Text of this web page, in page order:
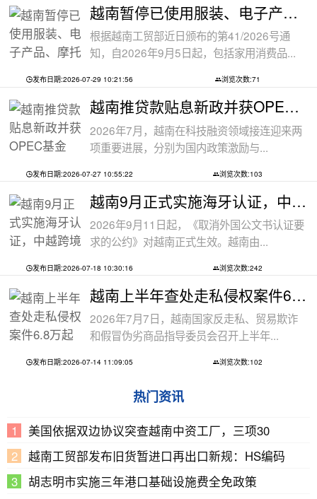
越南暂停已使用服装、电子产品、摩托车
根据越南工贸部近日颁布的第41/2026号通
知，自2026年9月5日起，包括家用消费品...
发布日期:2026-07-29 10:21:56 浏览次数:71
越南推贷款贴息新政并获OPEC基金5000万美
2026年7月，越南在科技融资领域接连迎来两
项重要进展，分别为国内政策激励与...
发布日期:2026-07-27 10:55:22 浏览次数:103
越南9月正式实施海牙认证，中越跨境文件
2026年9月11日起，《取消外国公文书认证要
求的公约》对越南正式生效。越南由...
发布日期:2026-07-18 10:30:16 浏览次数:242
越南上半年查处走私侵权案件6.8万起
2026年7月7日，越南国家反走私、贸易欺诈
和假冒伪劣商品指导委员会召开上半年...
发布日期:2026-07-14 11:09:05 浏览次数:102
热门资讯
美国依据双边协议突查越南中资工厂，三项30
越南工贸部发布旧货暂进口再出口新规：HS编码
胡志明市实施三年港口基础设施费全免政策